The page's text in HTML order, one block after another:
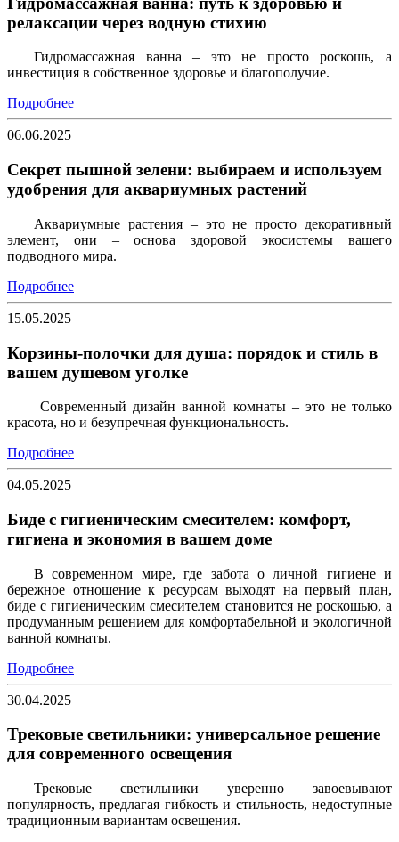
релаксации через водную стихию
Гидромассажная ванна – это не просто роскошь, а
инвестиция в собственное здоровье и благополучие.
Подробнее
06.06.2025
Секрет пышной зелени: выбираем и используем
удобрения для аквариумных растений
Аквариумные растения – это не просто декоративный
элемент, они – основа здоровой экосистемы вашего
подводного мира.
Подробнее
15.05.2025
Корзины-полочки для душа: порядок и стиль в
вашем душевом уголке
Современный дизайн ванной комнаты – это не только
красота, но и безупречная функциональность.
Подробнее
04.05.2025
Биде с гигиеническим смесителем: комфорт,
гигиена и экономия в вашем доме
В современном мире, где забота о личной гигиене и
бережное отношение к ресурсам выходят на первый план,
биде с гигиеническим смесителем становится не роскошью, а
продуманным решением для комфортабельной и экологичной
ванной комнаты.
Подробнее
30.04.2025
Трековые светильники: универсальное решение
для современного освещения
Трековые светильники уверенно завоевывают
популярность, предлагая гибкость и стильность, недоступные
традиционным вариантам освещения.